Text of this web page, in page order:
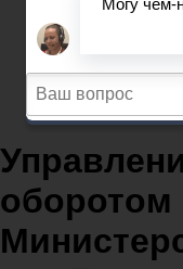
МВД и ОП
МВД Йошкар-Ола
Управление по
Министерства
Марий Эл,
оборотом